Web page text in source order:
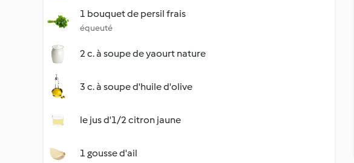
1 bouquet de persil frais
équeuté
2 c. à soupe de yaourt nature
3 c. à soupe d'huile d'olive
le jus d'1/2 citron jaune
1 gousse d'ail